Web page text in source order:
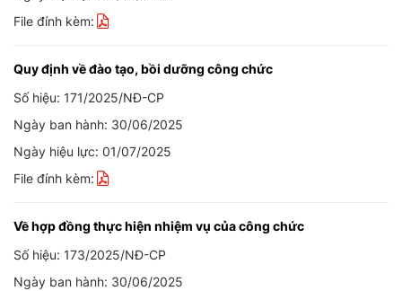
File đính kèm:
Quy định về đào tạo, bồi dưỡng công chức
Số hiệu: 171/2025/NĐ-CP
Ngày ban hành: 30/06/2025
Ngày hiệu lực: 01/07/2025
File đính kèm:
Về hợp đồng thực hiện nhiệm vụ của công chức
Số hiệu: 173/2025/NĐ-CP
Ngày ban hành: 30/06/2025